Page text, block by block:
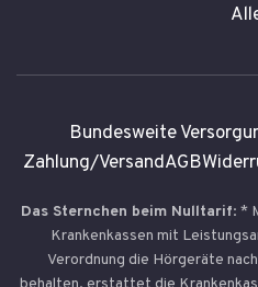
Bundesweite
Zahlung/VersandAGB
Das Sternchen beim Nulltarif: *
Krankenkassen mit
Verordnung die Hörgeräte